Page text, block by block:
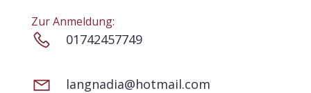
Zur Anmeldung:
01742457749
langnadia@hotmail.com